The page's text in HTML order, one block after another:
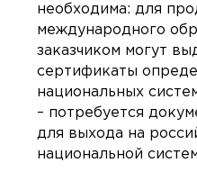
необходима: для
международного
заказчиком могут
сертификаты
национальных
– потребуется
для выхода на
национальной